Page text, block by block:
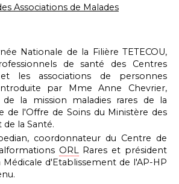
Associations de Malades
Nationale de la Filière TETECOU,
de santé des Centres
et les associations de personnes
par Mme Anne Chevrier,
la mission maladies rares de la
de l'Offre de Soins du Ministère des
de la Santé.
coordonnateur du Centre de
ORLRares et président
d'Etablissement de l'AP-HP